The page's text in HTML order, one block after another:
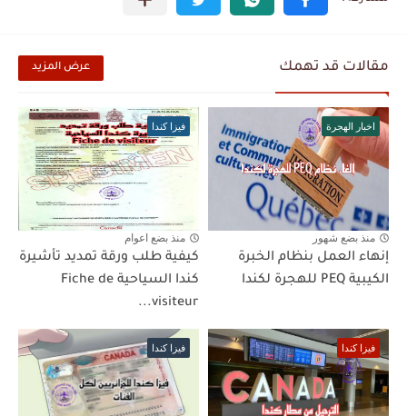
مقالات قد تهمك عرض المزيد
اخبار الهجرة
منذ بضع شهور
إنهاء العمل بنظام الخبرة
الكيبية PEQ للهجرة لكندا
فيزا كندا
منذ بضع اعوام
كيفية طلب ورقة تمديد تأشيرة
كندا السياحية Fiche de
visiteur...
فيزا كندا فيزا كندا